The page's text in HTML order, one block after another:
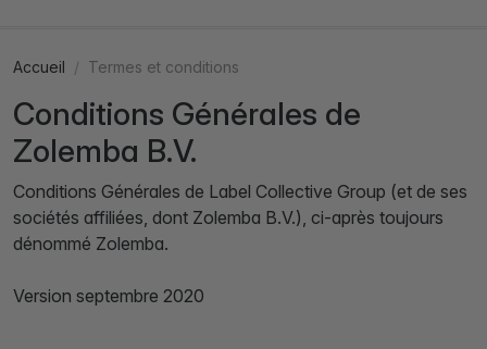
Accueil Termes et conditions
Conditions Générales de
Zolemba B.V.
Conditions Générales de Label Collective Group (et de ses
sociétés affiliées, dont Zolemba B.V.), ci-après toujours
dénommé Zolemba.
Version septembre 2020